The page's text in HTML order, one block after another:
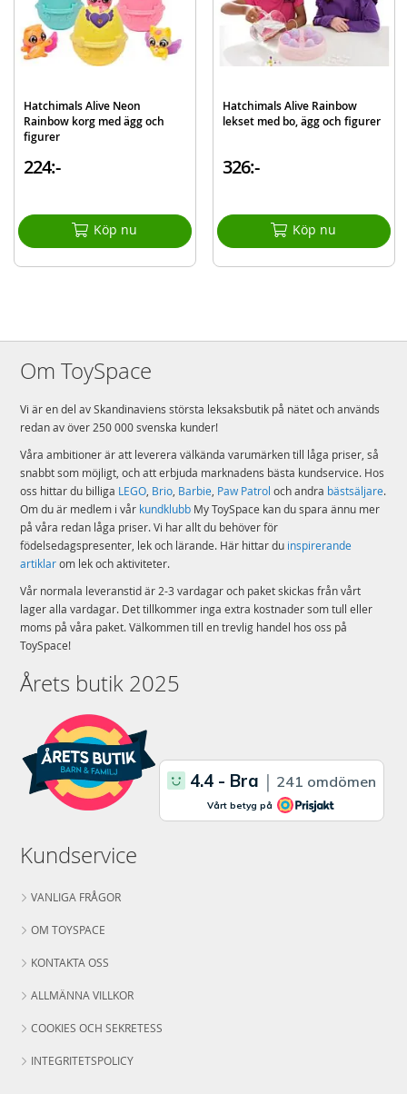
Batteribehov: 4xAA-batterier (inkluderat)
Ålder: 5 år
OBS! Vilken färg man får blir en överraskning.
information
Modell 6069132
EAN
Varumärke Hatchimals
Hatchimals Alive Neon
Rainbow korg med ägg och
figurer
224:-
Köp nu
Hatchimals Alive Rainbow
lekset med bo, ägg och figurer
326:-
Köp nu
Om ToySpace
Vi är en del av Skandinaviens största leksaksbutik på nätet och används
redan av över 250 000 svenska kunder!
Våra ambitioner är att leverera välkända varumärken till låga priser, så
snabbt som möjligt, och att erbjuda marknadens bästa kundservice. Hos
oss hittar du billiga LEGO, Brio, Barbie, Paw Patrol och andra bästsäljare.
Om du är medlem i vår kundklubb My ToySpace kan du spara ännu mer
på våra redan låga priser. Vi har allt du behöver för
födelsedagspresenter, lek och lärande. Här hittar du inspirerande
artiklarom lek och aktiviteter.
Vår normala leveranstid är 2-3 vardagar och paket skickas från vårt
lager alla vardagar. Det tillkommer inga extra kostnader som tull eller
moms på våra paket. Välkommen till en trevlig handel hos oss på
ToySpace!
Årets butik 2025
Kundservice
VANLIGA FRÅGOR
OM TOYSPACE
KONTAKTA OSS
ALLMÄNNA VILLKOR
COOKIES OCH SEKRETESS
INTEGRITETSPOLICY